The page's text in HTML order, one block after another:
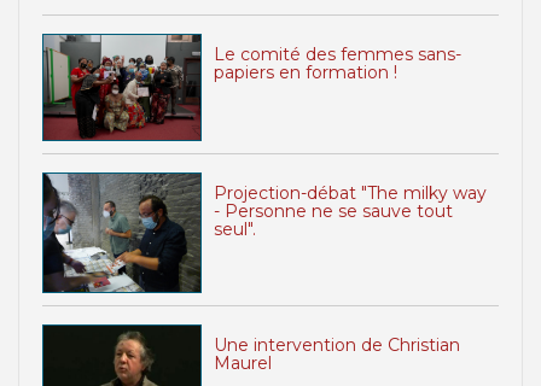
Le comité des femmes sans-
papiers en formation !
Projection-débat "The milky way
- Personne ne se sauve tout
seul".
Une intervention de Christian
Maurel